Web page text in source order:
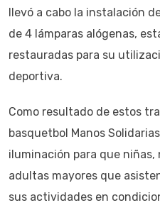
llevó a cabo la instalación
de 4 lámparas alógenas,
restauradas para su
deportiva.
Como resultado de estos
basquetbol Manos
iluminación para que niñas,
adultas mayores que
sus actividades en